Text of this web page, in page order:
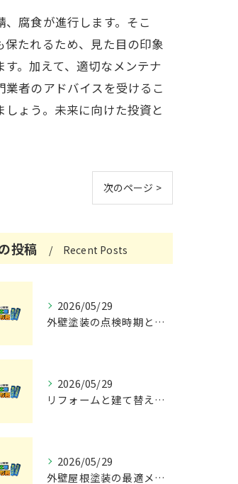
腐食が進行します。そこ
たれるため、見た目の印象
。加えて、適切なメンテナ
者のアドバイスを受けるこ
ょう。未来に向けた投資と
次のページ >
投稿 Recent Posts
2026/05/29
外壁塗装の点検時期と施工の最適タイミング
2026/05/29
リフォームと建て替えの費用と注意点完全解説
2026/05/29
外壁屋根塗装の最適メンテナンス時期